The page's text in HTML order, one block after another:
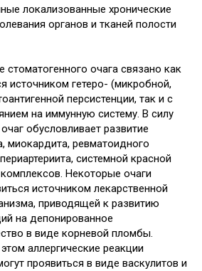
локализованные хронические
органов и тканей полости
стоматогенного очага связано как
источником гетеро- (микробной,
персистенции, так и с
на иммунную систему. В силу
обусловливает развитие
миокардита, ревматоидного
системной красной
Некоторые очаги
источником лекарственной
приводящей к развитию
на депонированное
в виде корневой пломбы.
аллергические реакции
проявиться в виде васкулитов и